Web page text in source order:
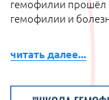
гемофилии
гемофилии и
читать далее...